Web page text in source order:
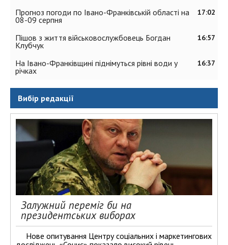
17:02
Прогноз погоди по Івано-Франківській області на
08-09 серпня
16:57
Пішов з життя військовослужбовець Богдан
Клубчук
16:37
На Івано-Франківщині піднімуться рівні води у
річках
Вибір редакції
Залужний переміг би на
президентських виборах
Нове опитування Центру соціальних і маркетингових